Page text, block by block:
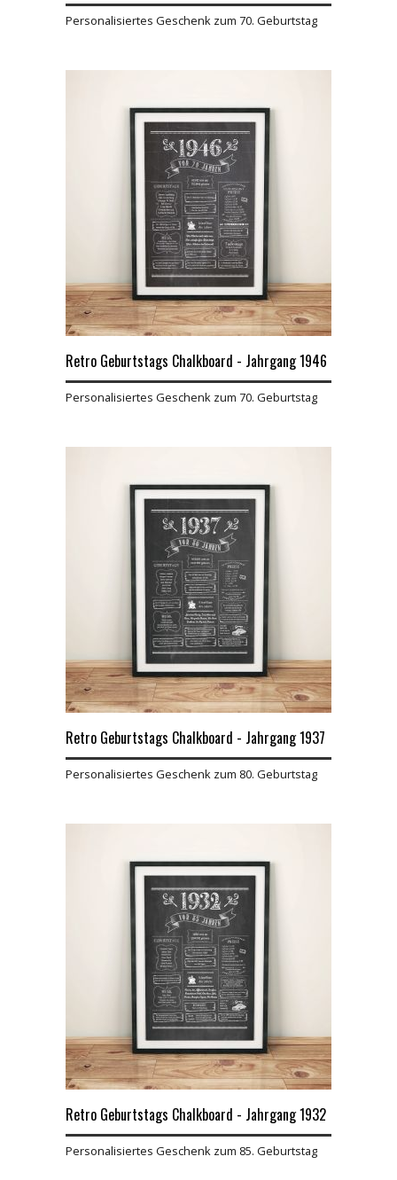
Personalisiertes Geschenk zum 70. Geburtstag
Retro Geburtstags Chalkboard - Jahrgang 1946
Personalisiertes Geschenk zum 70. Geburtstag
Retro Geburtstags Chalkboard - Jahrgang 1937
Personalisiertes Geschenk zum 80. Geburtstag
Retro Geburtstags Chalkboard - Jahrgang 1932
Personalisiertes Geschenk zum 85. Geburtstag